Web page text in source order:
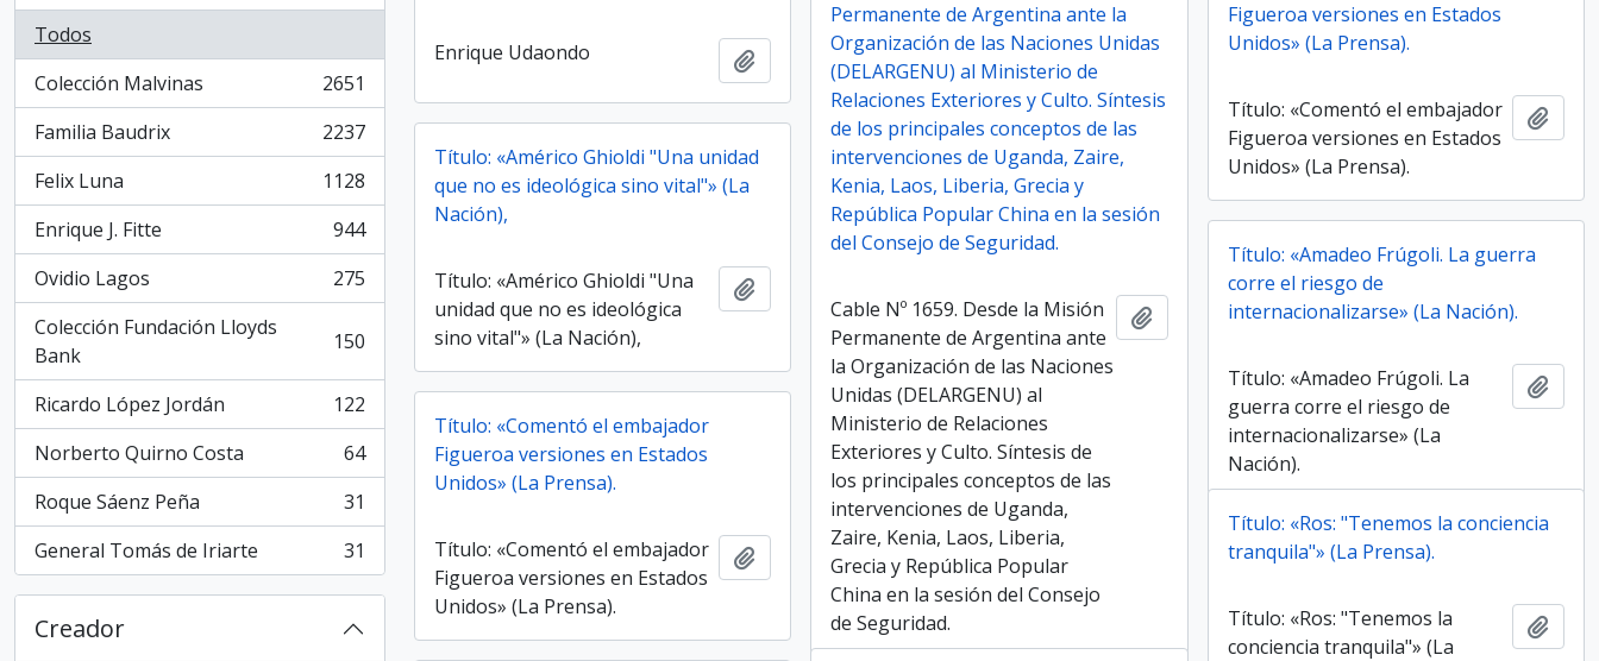
Todos
Colección Malvinas
, 2651 resultados
2651
Familia Baudrix
, 2237 resultados
2237
Felix Luna
, 1128 resultados
1128
Enrique J. Fitte
, 944 resultados
944
Ovidio Lagos
, 275 resultados
275
Colección Fundación Lloyds
Bank
, 150 resultados 150
Ricardo López Jordán
, 122 resultados
122
Norberto Quirno Costa
, 64 resultados
64
Roque Sáenz Peña
, 31 resultados
31
General Tomás de Iriarte
, 31 resultados 31
Creador
Enrique Udaondo Añadir al portapapeles
Permanente de Argentina ante la
Organización de las Naciones Unidas
(DELARGENU) al Ministerio de
Relaciones Exteriores y Culto. Síntesis
de los principales conceptos de las
intervenciones de Uganda, Zaire,
Kenia, Laos, Liberia, Grecia y
República Popular China en la sesión
del Consejo de Seguridad.
Cable Nº 1659. Desde la Misión
Permanente de Argentina ante
la Organización de las Naciones
Unidas (DELARGENU) al
Ministerio de Relaciones
Exteriores y Culto. Síntesis de
los principales conceptos de las
intervenciones de Uganda,
Zaire, Kenia, Laos, Liberia,
Grecia y República Popular
China en la sesión del Consejo
de Seguridad.
Añadir al portapapeles
Figueroa versiones en Estados
Unidos» (La Prensa).
Título: «Comentó el embajador
Figueroa versiones en Estados
Unidos» (La Prensa).
Título: «Américo Ghioldi "Una unidad
que no es ideológica sino vital"» (La
Nación),
Título: «Américo Ghioldi "Una
unidad que no es ideológica
sino vital"» (La Nación),
Título: «Amadeo Frúgoli. La guerra
corre el riesgo de
internacionalizarse» (La Nación).
Título: «Amadeo Frúgoli. La
guerra corre el riesgo de
internacionalizarse» (La
Nación).
Título: «Comentó el embajador
Figueroa versiones en Estados
Unidos» (La Prensa).
Título: «Comentó el embajador
Figueroa versiones en Estados
Unidos» (La Prensa).
Añadir al portapapeles
Título: «Ros: "Tenemos la conciencia
tranquila"» (La Prensa).
Título: «Ros: "Tenemos la
conciencia tranquila"» (La